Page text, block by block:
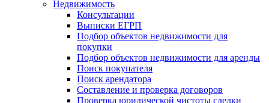
Недвижимость
Консультации
Выписки ЕГРП
Подбор объектов недвижимости для
покупки
Подбор объектов недвижимости для аренды
Поиск покупателя
Поиск арендатора
Составление и проверка договоров
Проверка юридической чистоты сделки